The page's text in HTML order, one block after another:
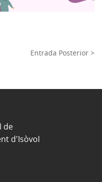
Entrada Posterior >
de
d'Isòvol